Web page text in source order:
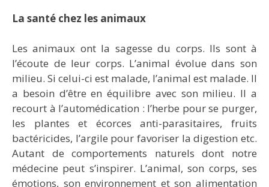
La santé chez les animaux
Les animaux ont la sagesse du corps. Ils sont à
l’écoute de leur corps. L’animal évolue dans son
milieu. Si celui-ci est malade, l’animal est malade. Il
a besoin d’être en équilibre avec son milieu. Il a
recourt à l’automédication : l’herbe pour se purger,
les plantes et écorces anti-parasitaires, fruits
bactéricides, l’argile pour favoriser la digestion etc.
Autant de comportements naturels dont notre
médecine peut s’inspirer. L’animal, son corps, ses
émotions, son environnement et son alimentation